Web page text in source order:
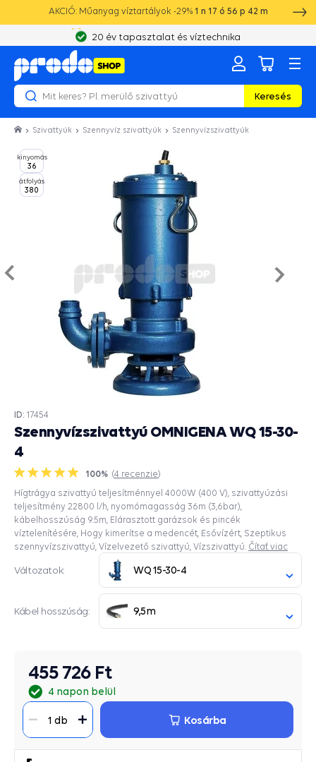
AKCIÓ: Műanyag víztartályok -29% 1 n 17 ó 56 p 41 m
20 év tapasztalat és víztechnika
Keresés
Szivattyúk Szennyvíz szivattyúk Szennyvízszivattyúk
kinyomás
36
átfolyás
380
Szennyvízszivattyú OMNIGENA WQ 15-30-
4
100% (4 recenzie)
ID: 17454
Hígtrágya szivattyú teljesítménnyel 4000W (400 V), szivattyúzási
teljesítmény 22800 l/h, nyomómagasság 36m (3,6bar),
kábelhosszúság 9.5m, Elárasztott garázsok és pincék
víztelenítésére, Hogy kimerítse a medencét, Esővízért, Szeptikus
szennyvízszivattyú, Vízelvezető szivattyú, Vízszivattyú. Čítať viac
Változatok: WQ 15-30-4
Kábel hosszúság: 9,5m
4 napon belül
455 726 Ft
1 db Kosárba